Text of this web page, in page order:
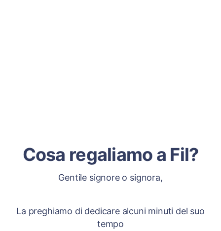
Cosa regaliamo a Fil?
Gentile signore o signora,
La preghiamo di dedicare alcuni minuti del suo
tempo